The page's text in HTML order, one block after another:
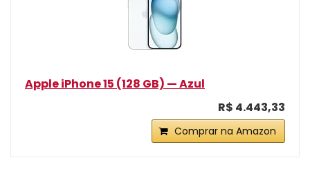
Apple iPhone 15 (128 GB) — Azul
R$ 4.443,33
Comprar na Amazon